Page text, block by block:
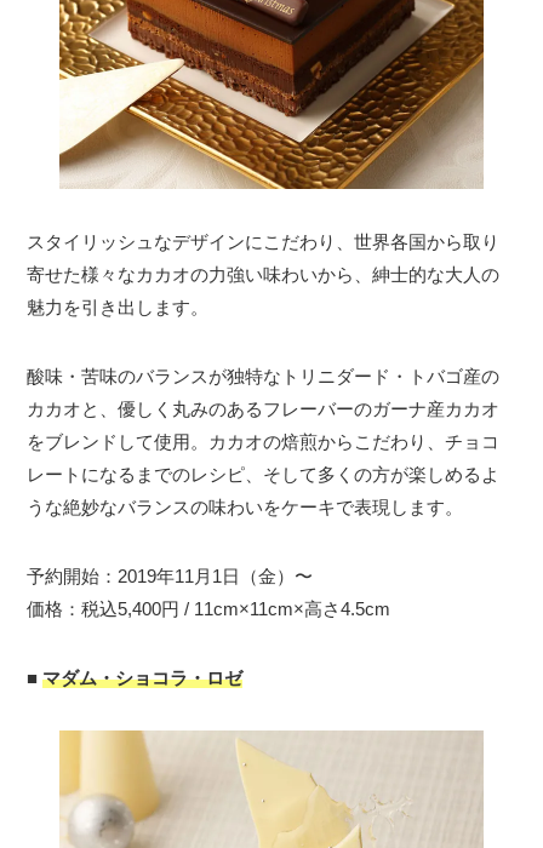
スタイリッシュなデザインにこだわり、世界各国から取り
寄せた様々なカカオの力強い味わいから、紳士的な大人の
魅力を引き出します。
酸味・苦味のバランスが独特なトリニダード・トバゴ産の
カカオと、優しく丸みのあるフレーバーのガーナ産カカオ
をブレンドして使用。カカオの焙煎からこだわり、チョコ
レートになるまでのレシピ、そして多くの方が楽しめるよ
うな絶妙なバランスの味わいをケーキで表現します。
予約開始：2019年11月1日（金）〜
価格：税込5,400円 / 11cm×11cm×高さ4.5cm
■マダム・ショコラ・ロゼ